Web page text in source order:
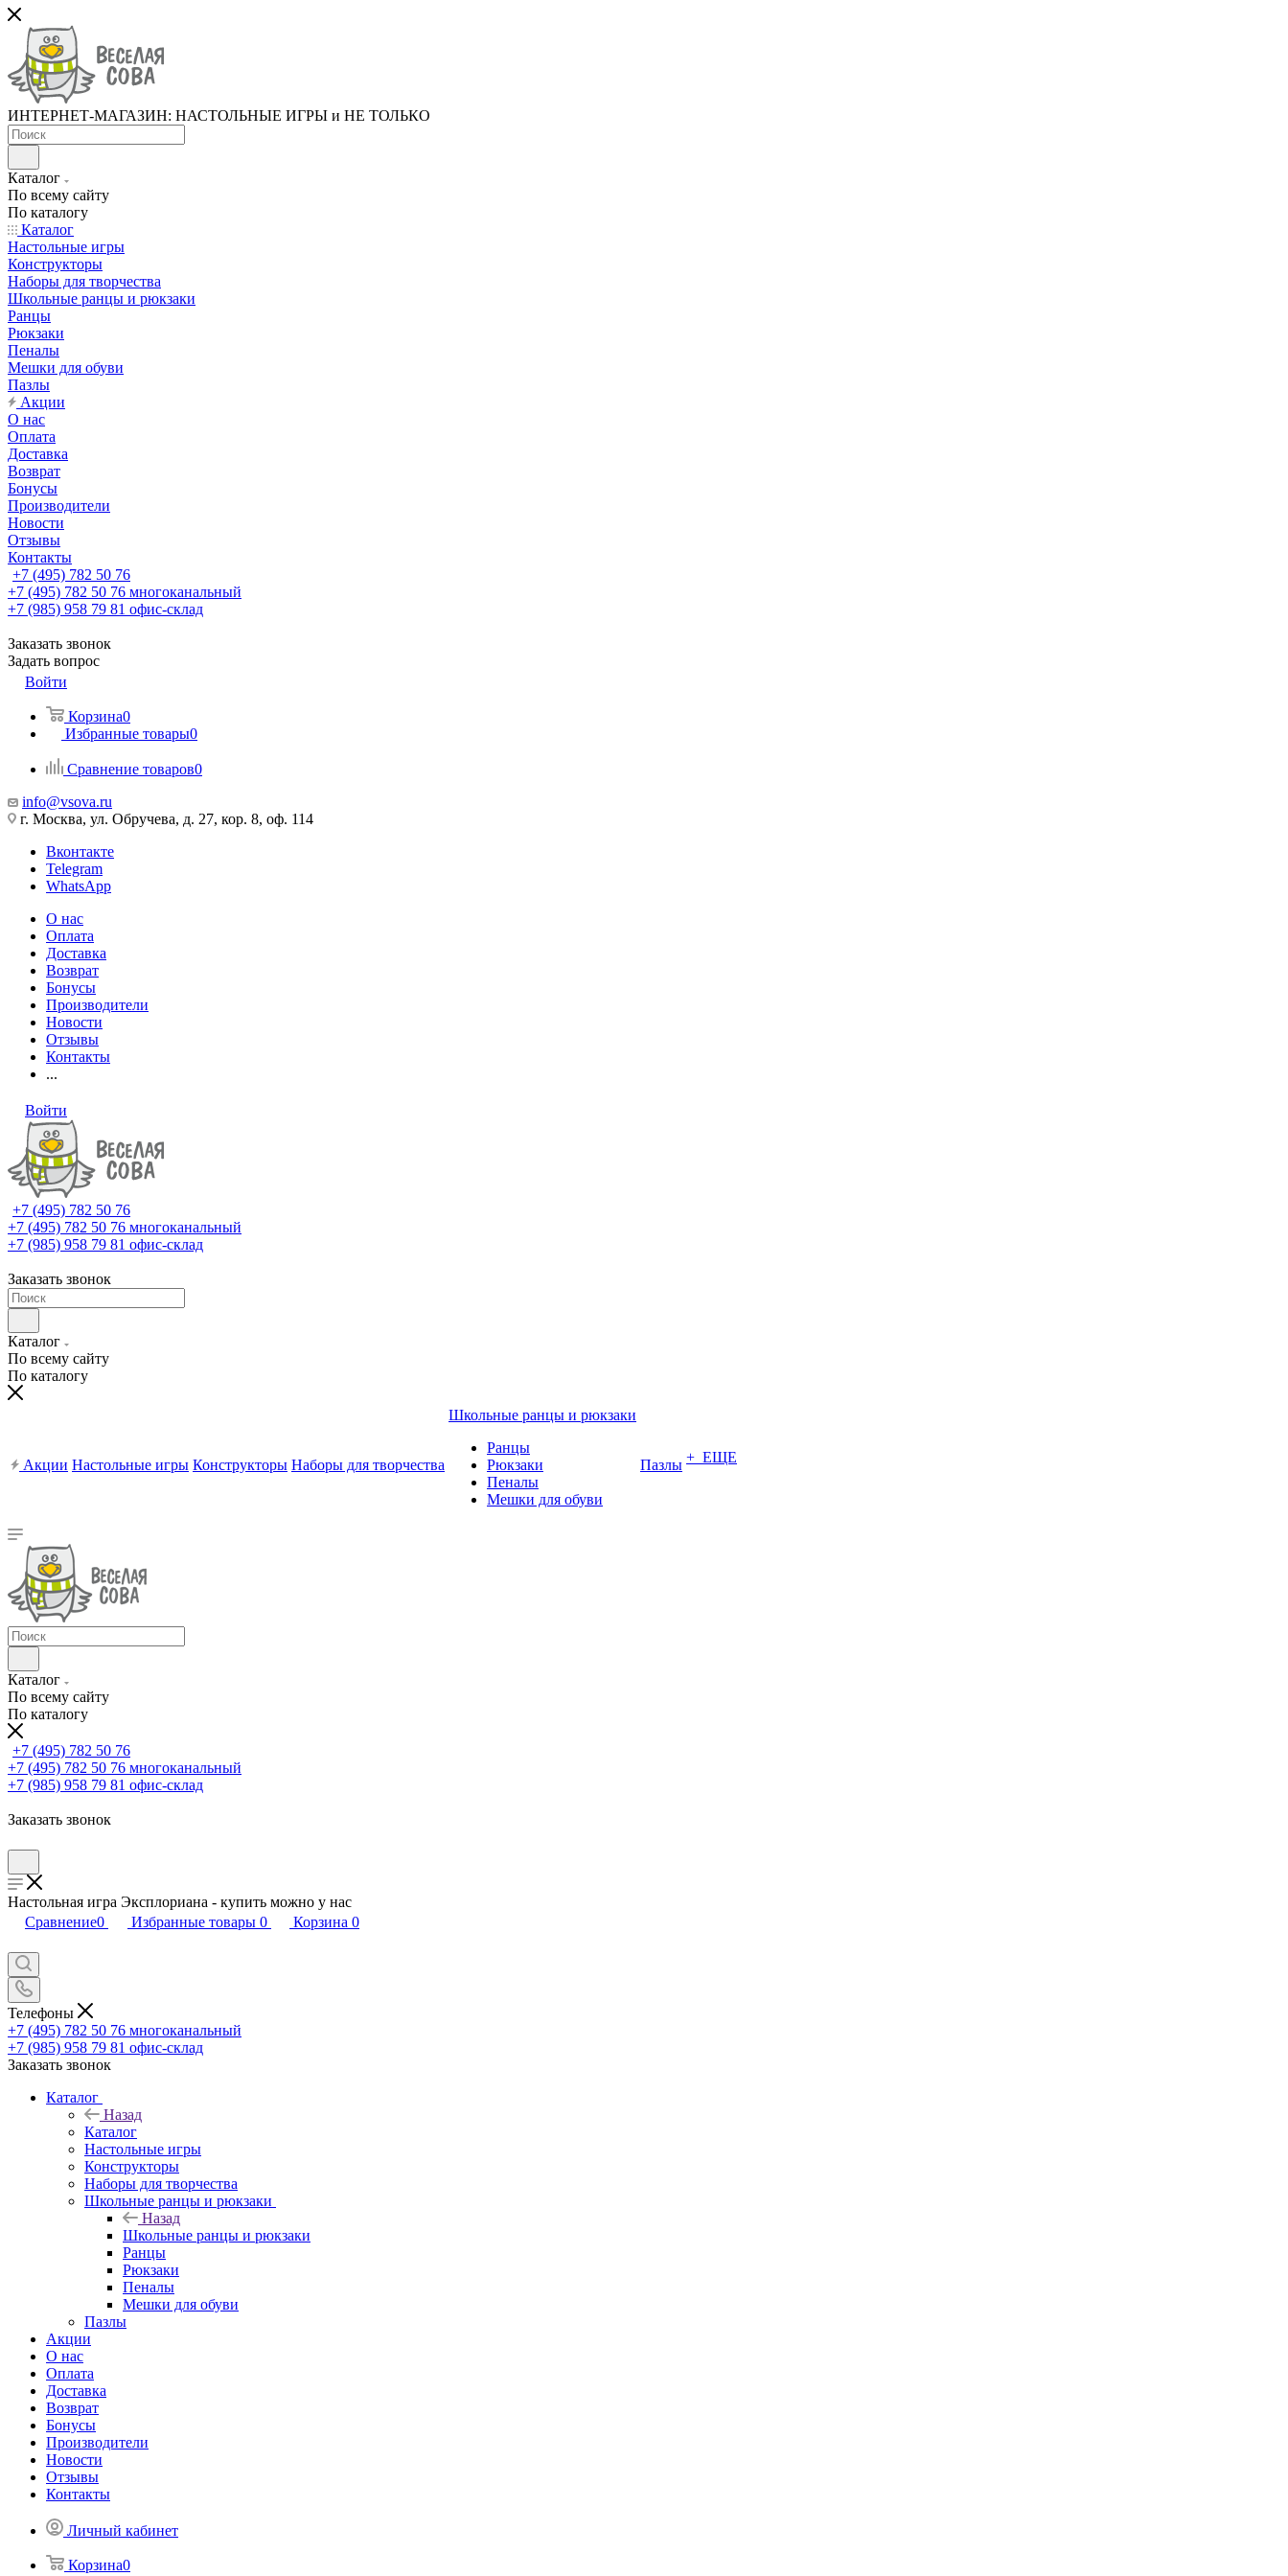
ИНТЕРНЕТ-МАГАЗИН: НАСТОЛЬНЫЕ ИГРЫ и НЕ ТОЛЬКО
Каталог
По всему сайту
По каталогу
Каталог
Настольные игры
Конструкторы
Наборы для творчества
Школьные ранцы и рюкзаки
Ранцы
Рюкзаки
Пеналы
Мешки для обуви
Пазлы
Акции
О нас
Оплата
Доставка
Возврат
Бонусы
Производители
Новости
Отзывы
Контакты
+7 (495) 782 50 76
+7 (495) 782 50 76 многоканальный
+7 (985) 958 79 81 офис-склад
Заказать звонок
Задать вопрос
Войти
Корзина0
Избранные товары0
Сравнение товаров0
info@vsova.ru
г. Москва, ул. Обручева, д. 27, кор. 8, оф. 114
Вконтакте
Telegram
WhatsApp
О нас
Оплата
Доставка
Возврат
Бонусы
Производители
Новости
Отзывы
Контакты
...
Войти
+7 (495) 782 50 76
+7 (495) 782 50 76 многоканальный
+7 (985) 958 79 81 офис-склад
Заказать звонок
Каталог
По всему сайту
По каталогу
Акции Настольные игры Конструкторы Наборы для творчества
Школьные ранцы и рюкзаки
Ранцы
Рюкзаки
Пеналы
Мешки для обуви
Пазлы + ЕЩЕ
Каталог
По всему сайту
По каталогу
+7 (495) 782 50 76
+7 (495) 782 50 76 многоканальный
+7 (985) 958 79 81 офис-склад
Заказать звонок
Настольная игра Эксплориана - купить можно у нас
Сравнение0 Избранные товары 0 Корзина 0
Телефоны
+7 (495) 782 50 76 многоканальный
+7 (985) 958 79 81 офис-склад
Заказать звонок
Каталог
Назад
Каталог
Настольные игры
Конструкторы
Наборы для творчества
Школьные ранцы и рюкзаки
Назад
Школьные ранцы и рюкзаки
Ранцы
Рюкзаки
Пеналы
Мешки для обуви
Пазлы
Акции
О нас
Оплата
Доставка
Возврат
Бонусы
Производители
Новости
Отзывы
Контакты
Личный кабинет
Корзина0